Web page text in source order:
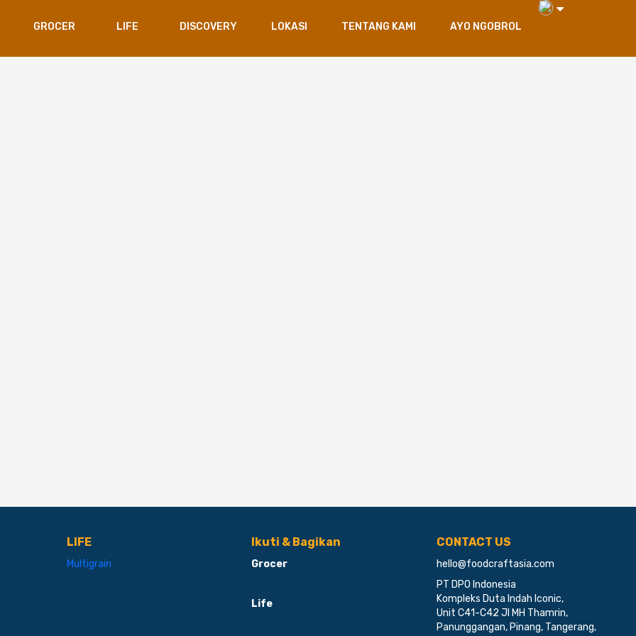
GROCER LIFE DISCOVERY LOKASI TENTANG KAMI AYO NGOBROL
LIFE
Multigrain
Ikuti & Bagikan
Grocer
Life
CONTACT US
hello@foodcraftasia.com
PT DPO Indonesia
Kompleks Duta Indah Iconic,
Unit C41-C42 Jl MH Thamrin,
Panunggangan, Pinang, Tangerang,